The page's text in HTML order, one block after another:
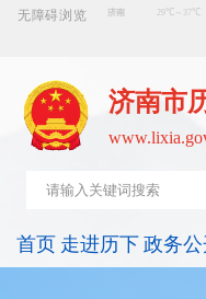
无障碍浏览
济南市
首页 走进历下 政务